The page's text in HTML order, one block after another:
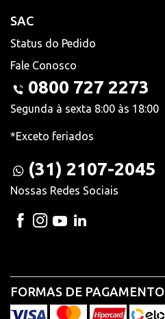
SAC
Status do Pedido
Fale Conosco
0800 727 2273
Segunda à sexta 8:00 às 18:00
*Exceto feriados
(31) 2107-2045
Nossas Redes Sociais
FORMAS DE PAGAMENTO